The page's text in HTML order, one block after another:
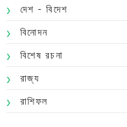
দেশ - বিদেশ
বিনোদন
বিশেষ রচনা
রাজ্য
রাশিফল